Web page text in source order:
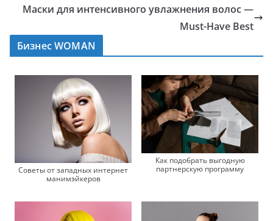
Маски для интенсивного увлажнения волос —
Must-Have Best
Бизнес WOMAN
Советы от западных интернет
манимэйкеров
Как подобрать выгодную
партнерскую программу